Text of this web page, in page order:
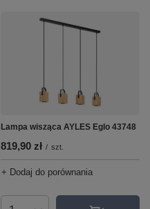
Lampa wisząca AYLES Eglo 43748
819,90 zł / szt.
+ Dodaj do porównania